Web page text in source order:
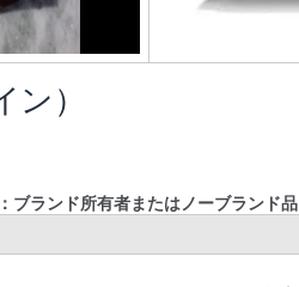
）
ブランド所有者またはノーブランド品